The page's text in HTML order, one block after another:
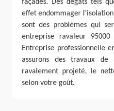
façades. Des dégâts tels
effet endommager
sont des problèmes qui
entreprise ravaleur 95000
Entreprise professionnelle
assurons des travaux
ravalement projeté, le
selon votre goût.